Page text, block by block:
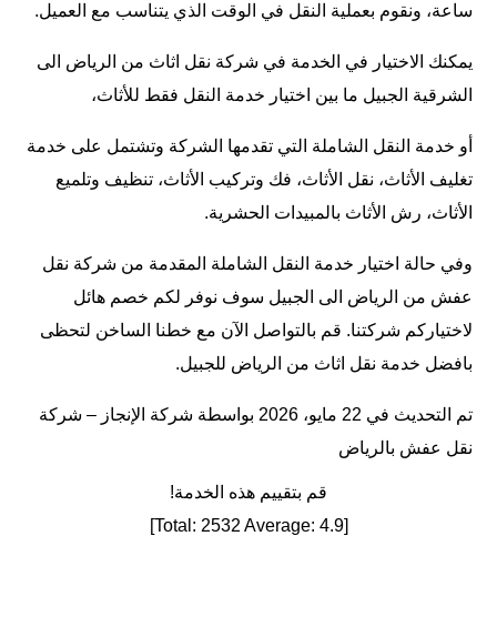
ساعة، ونقوم بعملية النقل في الوقت الذي يتناسب مع العميل.
يمكنك الاختيار في الخدمة في شركة نقل اثاث من الرياض الى
الشرقية الجبيل ما بين اختيار خدمة النقل فقط للأثاث،
أو خدمة النقل الشاملة التي تقدمها الشركة وتشتمل على خدمة
تغليف الأثاث، نقل الأثاث، فك وتركيب الأثاث، تنظيف وتلميع
الأثاث، رش الأثاث بالمبيدات الحشرية.
وفي حالة اختيار خدمة النقل الشاملة المقدمة من شركة نقل
عفش من الرياض الى الجبيل سوف نوفر لكم خصم هائل
لاختياركم شركتنا. قم بالتواصل الآن مع خطنا الساخن لتحظى
بافضل خدمة نقل اثاث من الرياض للجبيل.
تم التحديث في 22 مايو، 2026 بواسطة
شركة الإنجاز – شركة
نقل عفش بالرياض
قم بتقييم هذه الخدمة!
[Total:
2532 Average: 4.9
]